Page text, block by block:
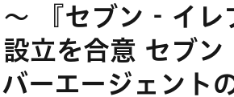
『セブン‐イレ
設立を合意 セブ
ーエージェント